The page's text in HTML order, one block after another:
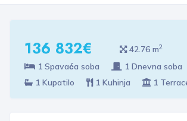
136 832€ 42.76 m2
1 Spavaća soba
1 Dnevna soba
1 Kupatilo
1 Kuhinja 1